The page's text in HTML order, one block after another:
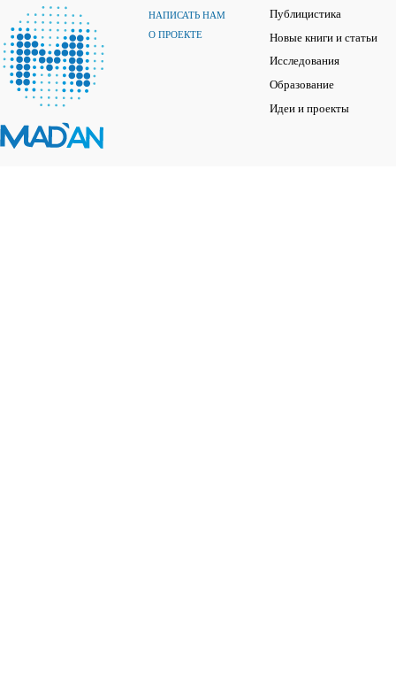
НАПИСАТЬ НАМ
О ПРОЕКТЕ
Публицистика
Новые книги и статьи
Исследования
Образование
Идеи и проекты